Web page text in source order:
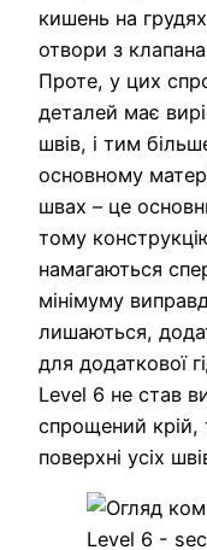
кишень на
отвори з
Проте, у цих
деталей має
швів, і тим
основному
швах – це
тому
намагаються
мінімуму
лишаються,
для додаткової
Level 6 не став
спрощений крій,
поверхні усіх